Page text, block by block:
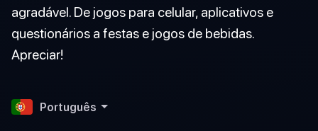
agradável. De jogos para celular, aplicativos e
questionários a festas e jogos de bebidas.
Apreciar!
Português